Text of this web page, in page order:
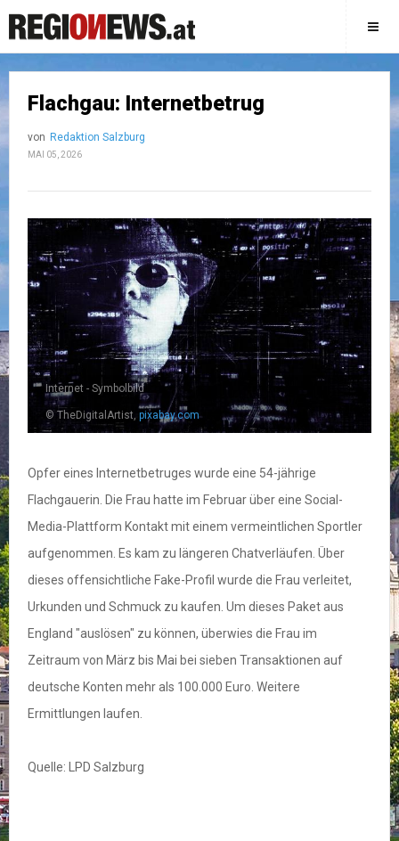
Flachgau: Internetbetrug
von Redaktion Salzburg
MAI 05, 2026
Internet - Symbolbild
© TheDigitalArtist, pixabay.com
Opfer eines Internetbetruges wurde eine 54-jährige
Flachgauerin. Die Frau hatte im Februar über eine Social-
Media-Plattform Kontakt mit einem vermeintlichen Sportler
aufgenommen. Es kam zu längeren Chatverläufen. Über
dieses offensichtliche Fake-Profil wurde die Frau verleitet,
Urkunden und Schmuck zu kaufen. Um dieses Paket aus
England "auslösen" zu können, überwies die Frau im
Zeitraum von März bis Mai bei sieben Transaktionen auf
deutsche Konten mehr als 100.000 Euro. Weitere
Ermittlungen laufen.
Quelle: LPD Salzburg